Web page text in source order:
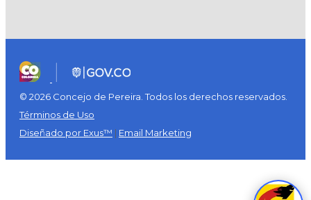
© 2026 Concejo de Pereira. Todos los derechos reservados.
Términos de Uso
Diseñado por Exus™ | Email Marketing